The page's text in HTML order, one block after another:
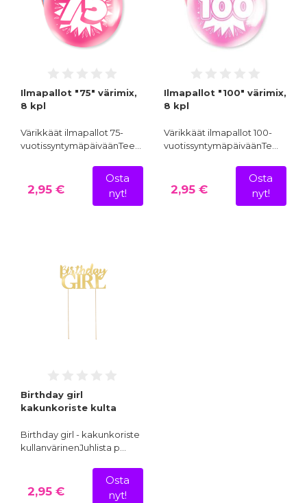
Ilmapallot "75" värimix,
8 kpl
Värikkäät ilmapallot 75-
vuotissyntymäpäiväänTee…
2,95 €
Osta
nyt!
Ilmapallot "100" värimix,
8 kpl
Värikkäät ilmapallot 100-
vuotissyntymäpäiväänTe…
2,95 €
Osta
nyt!
Birthday girl
kakunkoriste kulta
Birthday girl - kakunkoriste
kullanvärinenJuhlista p…
2,95 €
Osta
nyt!